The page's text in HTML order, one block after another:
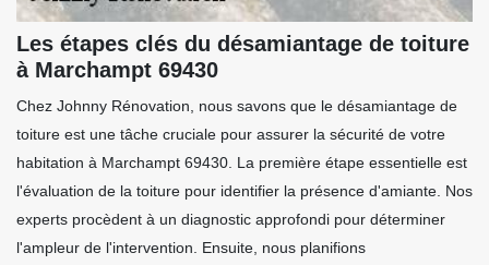
Les étapes clés du désamiantage de toiture
à Marchampt 69430
Chez Johnny Rénovation, nous savons que le désamiantage de
toiture est une tâche cruciale pour assurer la sécurité de votre
habitation à Marchampt 69430. La première étape essentielle est
l'évaluation de la toiture pour identifier la présence d'amiante. Nos
experts procèdent à un diagnostic approfondi pour déterminer
l'ampleur de l'intervention. Ensuite, nous planifions